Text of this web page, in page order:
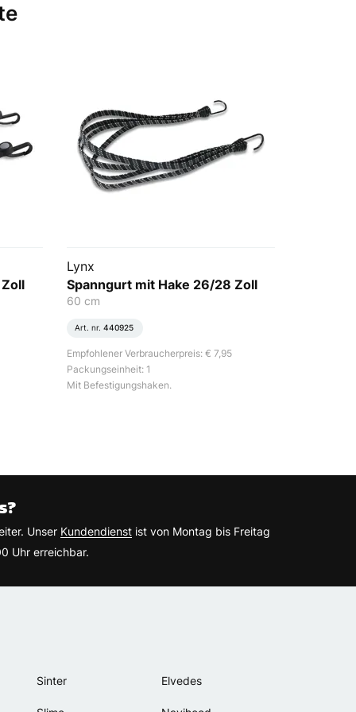
Lynx
Spanngurt mit Hake 26/28 Zoll
60 cm
Art. nr. 440925
Empfohlener Verbraucherpreis: € 7,95
Packungseinheit: 1
Mit Befestigungshaken.
Unser Kundendienst ist von Montag bis Freitag
Uhr erreichbar.
Sinter Elvedes